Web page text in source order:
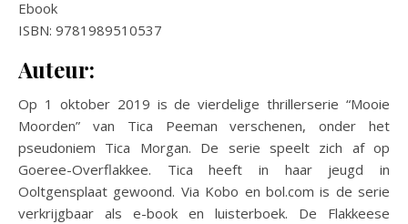
Ebook
ISBN: 9781989510537
Auteur:
Op 1 oktober 2019 is de vierdelige thrillerserie “Mooie
Moorden” van Tica Peeman verschenen, onder het
pseudoniem Tica Morgan. De serie speelt zich af op
Goeree-Overflakkee. Tica heeft in haar jeugd in
Ooltgensplaat gewoond. Via Kobo en bol.com is de serie
verkrijgbaar als e-book en luisterboek. De Flakkeese